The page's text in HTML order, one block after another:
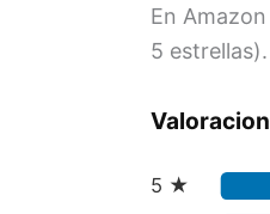
En
5
5 ★